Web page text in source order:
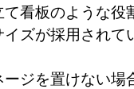
て看板のような
ズが採用されて
ージを置けない